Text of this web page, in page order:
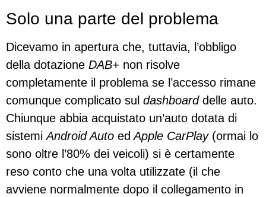
Solo una parte del problema
Dicevamo in apertura che, tuttavia, l’obbligo
della dotazione DAB+ non risolve
completamente il problema se l’accesso rimane
comunque complicato sul dashboarddelle auto.
Chiunque abbia acquistato un’auto dotata di
sistemiAndroid Auto ed Apple CarPlay(ormai lo
sono oltre l’80% dei veicoli) si è certamente
reso conto che una volta utilizzate (il che
avviene normalmente dopo il collegamento in